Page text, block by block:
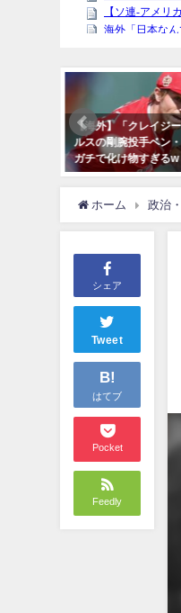
【海外】「クレイジ
ルスの剛腕投手ベン
ガチで化け物すぎるw
ホーム 政治
シェア
Tweet
B!
はてブ
Pocket
Feedly